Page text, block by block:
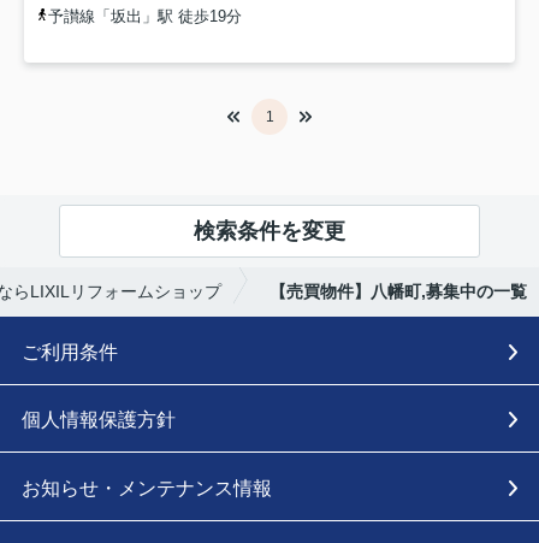
予讃線「坂出」駅 徒歩19分
1
検索条件を変更
らLIXILリフォームショップ 【売買物件】八幡町,募集中の一覧
ご利用条件
個人情報保護方針
お知らせ・メンテナンス情報